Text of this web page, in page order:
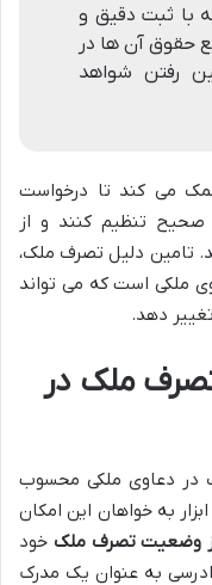
با ثبت دقیق و
حقوق آن ها در
رفتن شواهد
می کند تا درخواست
تنظیم کنند و از
تامین دلیل تصرف ملک،
ملکی است که می تواند
دهد.
تصرف ملک در
در دعاوی ملکی محسوب
به خواهان این امکان
وضعیت تصرف ملک خود
به عنوان یک مدرک